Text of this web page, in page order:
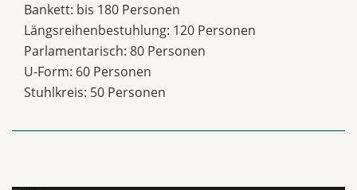
Bankett: bis 180 Personen
Längsreihenbestuhlung: 120 Personen
Parlamentarisch: 80 Personen
U-Form: 60 Personen
Stuhlkreis: 50 Personen